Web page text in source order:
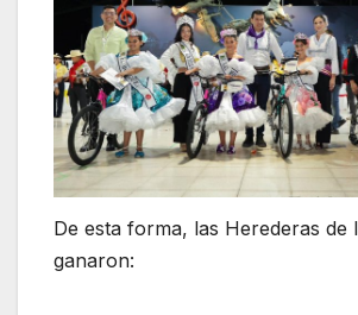
De esta forma, las Herederas de
ganaron: